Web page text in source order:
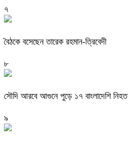
৭
বৈঠকে বসেছেন তারেক রহমান-ত্রিবেদী
৮
সৌদি আরবে আগুনে পুড়ে ১৭ বাংলাদেশি নিহত
৯